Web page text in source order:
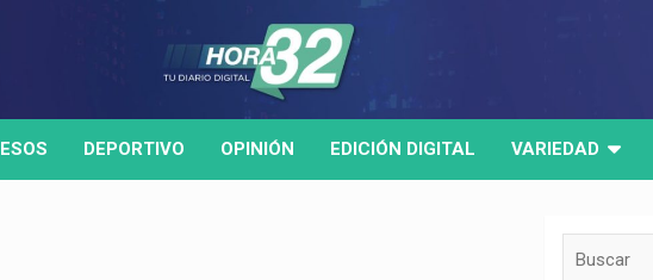
DEPORTIVO OPINIÓN EDICIÓN DIGITAL VARIEDAD